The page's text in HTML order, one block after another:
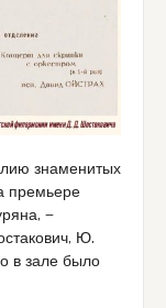
знаменитых
премьере
—
Ю.
в зале было